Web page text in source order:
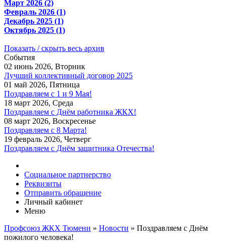
Март 2026 (2)
Февраль 2026 (1)
Декабрь 2025 (1)
Октябрь 2025 (1)
Показать / скрыть весь архив
События
02 июнь 2026, Вторник
Лучший коллективный договор 2025
01 май 2026, Пятница
Поздравляем c 1 и 9 Мая!
18 март 2026, Среда
Поздравляем с Днём работника ЖКХ!
08 март 2026, Воскресенье
Поздравляем с 8 Марта!
19 февраль 2026, Четверг
Поздравляем с Днём защитника Отечества!
Социальное партнерство
Реквизиты
Отправить обращение
Личный кабинет
Меню
Профсоюз ЖКХ Тюмени » Новости » Поздравляем с Днём
пожилого человека!